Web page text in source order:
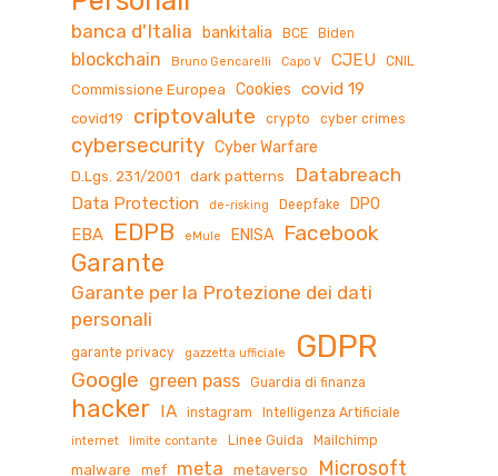
banca d'Italia bankitalia BCE Biden
blockchain Bruno Gencarelli Capo V CJEU CNIL
Commissione Europea Cookies covid 19
covid19 criptovalute crypto cyber crimes
cybersecurity Cyber Warfare
D.Lgs. 231/2001 dark patterns Databreach
Data Protection de-risking Deepfake DPO
EBA EDPB eMule ENISA Facebook
Garante
Garante per la Protezione dei dati
personali
garante privacy gazzetta ufficiale GDPR
Google green pass Guardia di finanza
hacker IA instagram Intelligenza Artificiale
internet limite contante Linee Guida Mailchimp
malware mef meta metaverso Microsoft